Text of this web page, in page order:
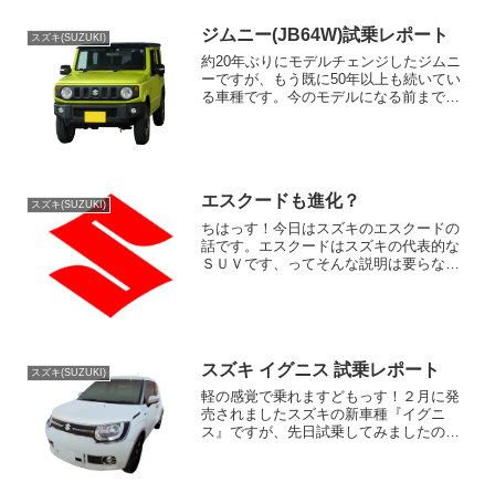
スズキ(SUZUKI) ジムニー(JB64W)試乗レポート
約20年ぶりにモデルチェンジしたジムニ
ーですが、もう既に50年以上も続いてい
る車種です。今のモデルになる前までは
スズキ(SUZUKI) エスクードも進化？
ちはっす！今日はスズキのエスクードの
話です。エスクードはスズキの代表的な
ＳＵＶです、ってそんな説明は要らない
スズキ(SUZUKI) スズキ イグニス 試乗レポート
軽の感覚で乗れますどもっす！２月に発
売されましたスズキの新車種『イグニ
ス』ですが、先日試乗してみましたの